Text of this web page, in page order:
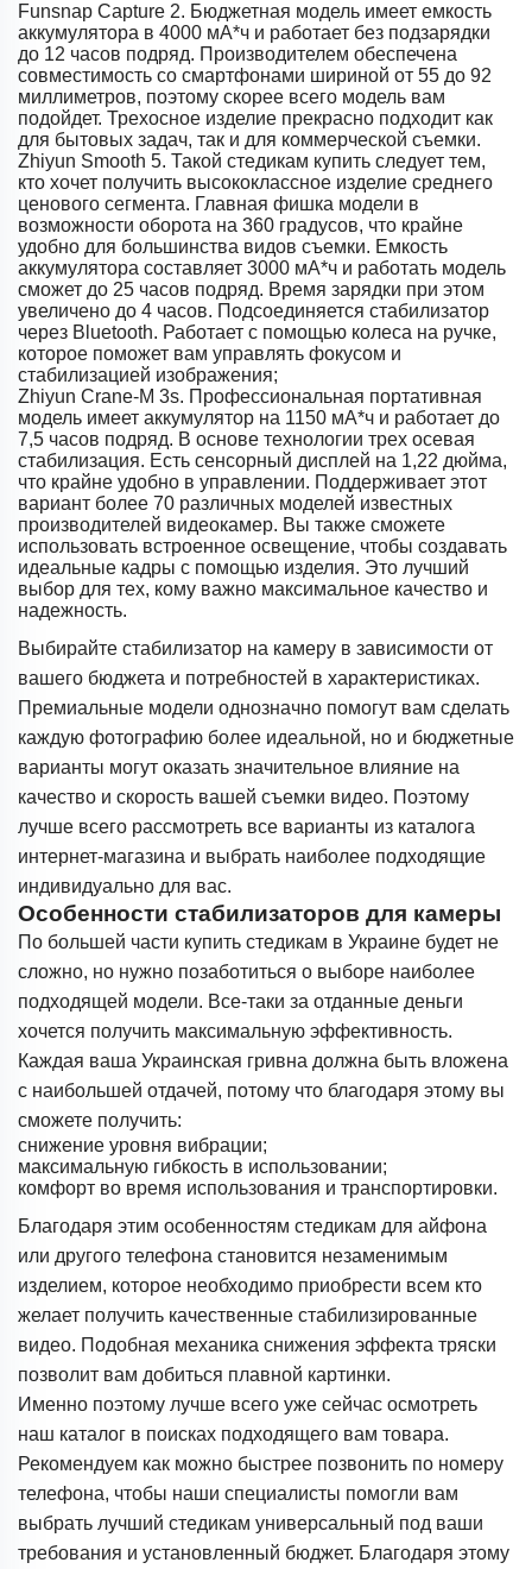
Funsnap Capture 2. Бюджетная модель имеет емкость
аккумулятора в 4000 мА*ч и работает без подзарядки
до 12 часов подряд. Производителем обеспечена
совместимость со смартфонами шириной от 55 до 92
миллиметров, поэтому скорее всего модель вам
подойдет. Трехосное изделие прекрасно подходит как
для бытовых задач, так и для коммерческой съемки.
Zhiyun Smooth 5. Такой стедикам купить следует тем,
кто хочет получить высококлассное изделие среднего
ценового сегмента. Главная фишка модели в
возможности оборота на 360 градусов, что крайне
удобно для большинства видов съемки. Емкость
аккумулятора составляет 3000 мА*ч и работать модель
сможет до 25 часов подряд. Время зарядки при этом
увеличено до 4 часов. Подсоединяется стабилизатор
через Bluetooth. Работает с помощью колеса на ручке,
которое поможет вам управлять фокусом и
стабилизацией изображения;
Zhiyun Crane-M 3s. Профессиональная портативная
модель имеет аккумулятор на 1150 мА*ч и работает до
7,5 часов подряд. В основе технологии трех осевая
стабилизация. Есть сенсорный дисплей на 1,22 дюйма,
что крайне удобно в управлении. Поддерживает этот
вариант более 70 различных моделей известных
производителей видеокамер. Вы также сможете
использовать встроенное освещение, чтобы создавать
идеальные кадры с помощью изделия. Это лучший
выбор для тех, кому важно максимальное качество и
надежность.
Выбирайте стабилизатор на камеру в зависимости от
вашего бюджета и потребностей в характеристиках.
Премиальные модели однозначно помогут вам сделать
каждую фотографию более идеальной, но и бюджетные
варианты могут оказать значительное влияние на
качество и скорость вашей съемки видео. Поэтому
лучше всего рассмотреть все варианты из каталога
интернет-магазина и выбрать наиболее подходящие
индивидуально для вас.
Особенности стабилизаторов для камеры
По большей части купить стедикам в Украине будет не
сложно, но нужно позаботиться о выборе наиболее
подходящей модели. Все-таки за отданные деньги
хочется получить максимальную эффективность.
Каждая ваша Украинская гривна должна быть вложена
с наибольшей отдачей, потому что благодаря этому вы
сможете получить:
снижение уровня вибрации;
максимальную гибкость в использовании;
комфорт во время использования и транспортировки.
Благодаря этим особенностям стедикам для айфона
или другого телефона становится незаменимым
изделием, которое необходимо приобрести всем кто
желает получить качественные стабилизированные
видео. Подобная механика снижения эффекта тряски
позволит вам добиться плавной картинки.
Именно поэтому лучше всего уже сейчас осмотреть
наш каталог в поисках подходящего вам товара.
Рекомендуем как можно быстрее позвонить по номеру
телефона, чтобы наши специалисты помогли вам
выбрать лучший стедикам универсальный под ваши
требования и установленный бюджет. Благодаря этому